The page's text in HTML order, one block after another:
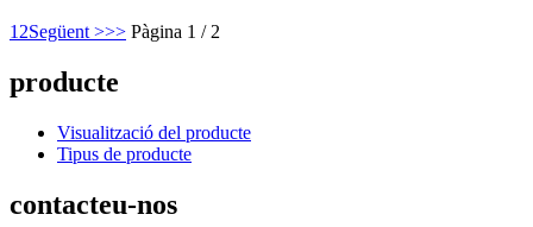
1 2Següent >>> Pàgina 1 / 2
producte
Visualització del producte
Tipus de producte
contacteu-nos